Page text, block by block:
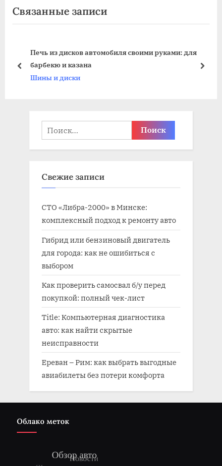
д
у
я
д
у
щ
а
я
п
и
с
:
Связанные записи
Печь из дисков автомобиля своими руками: для
барбекю и казана
Шины и диски
пред
Найти:
Свежие записи
СТО «Либра-2000» в Минске:
комплексный подход к ремонту авто
Гибрид или бензиновый двигатель
для города: как не ошибиться с
выбором
Как проверить самосвал б/у перед
покупкой: полный чек-лист
Title: Компьютерная диагностика
авто: как найти скрытые
неисправности
Ереван – Рим: как выбрать выгодные
авиабилеты без потери комфорта
Облако меток